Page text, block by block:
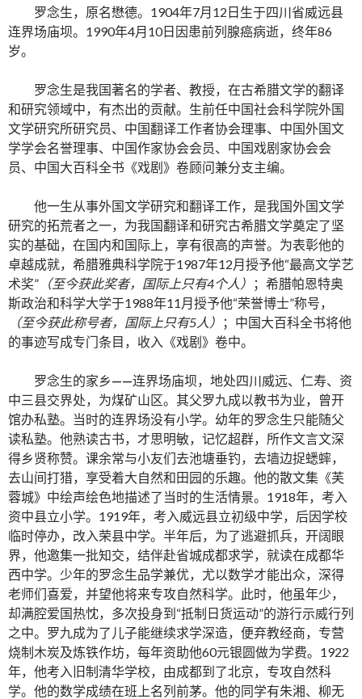
罗念生，原名懋德。1904年7月12日生于四川省威远县
连界场庙坝。1990年4月10日因患前列腺癌病逝，终年86
岁。
罗念生是我国著名的学者、教授，在古希腊文学的翻译
和研究领域中，有杰出的贡献。生前任中国社会科学院外国
文学研究所研究员、中国翻译工作者协会理事、中国外国文
学学会名誉理事、中国作家协会会员、中国戏剧家协会会
员、中国大百科全书《戏剧》卷顾问兼分支主编。
他一生从事外国文学研究和翻译工作，是我国外国文学
研究的拓荒者之一，为我国翻译和研究古希腊文学奠定了坚
实的基础，在国内和国际上，享有很高的声誉。为表彰他的
卓越成就，希腊雅典科学院于1987年12月授予他“最高文学艺
术奖” （至今获此奖者，国际上只有4个人）
；希腊帕恩特奥
斯政治和科学大学于1988年11月授予他“荣誉博士”称号，
（至今获此称号者，国际上只有5人）
；中国大百科全书将他
的事迹写成专门条目，收入《戏剧》卷中。
罗念生的家乡——连界场庙坝，地处四川威远、仁寿、资
中三县交界处，为煤矿山区。其父罗九成以教书为业，曾开
馆办私塾。当时的连界场没有小学。幼年的罗念生只能随父
读私塾。他熟读古书，才思明敏，记忆超群，所作文言文深
得乡贤称赞。课余常与小友们去池塘垂钓，去墙边捉蟋蟀，
去山间打猎，享受着大自然和田园的乐趣。他的散文集《芙
蓉城》中绘声绘色地描述了当时的生活情景。1918年，考入
资中县立小学。1919年，考入威远县立初级中学，后因学校
临时停办，改入荣县中学。半年后，为了逃避抓兵，开阔眼
界，他邀集一批知交，结伴赴省城成都求学，就读在成都华
西中学。少年的罗念生品学兼优，尤以数学才能出众，深得
老师们喜爱，并望他将来专攻自然科学。此时，他虽年少，
却满腔爱国热忱，多次投身到“抵制日货运动”的游行示威行列
之中。罗九成为了儿子能继续求学深造，便弃教经商，专营
烧制木炭及炼铁作坊，每年资助他60元银圆做为学费。1922
年，他考入旧制清华学校，由成都到了北京，专攻自然科
学。他的数学成绩在班上名列前茅。他的同学有朱湘、柳无